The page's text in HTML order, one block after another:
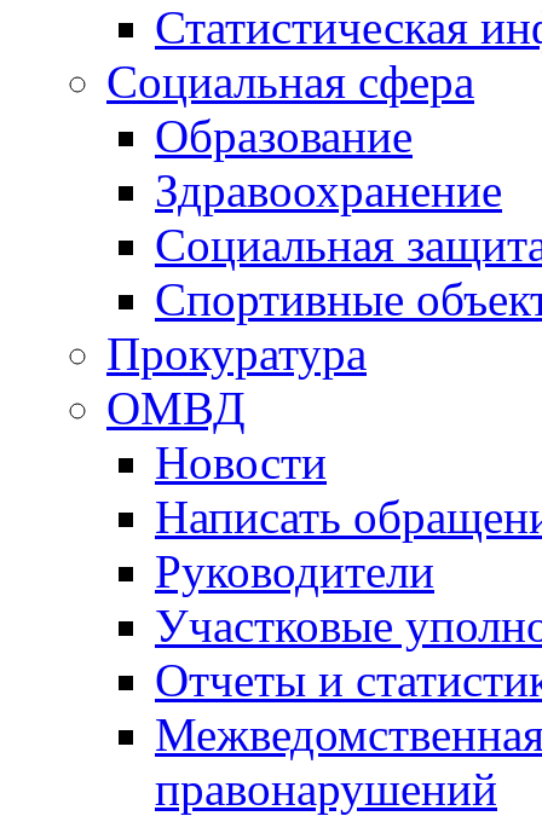
Статистическая
Социальная сфера
Образование
Здравоохранение
Социальная
Спортивные
Прокуратура
ОМВД
Новости
Написать
Руководители
Участковые
Отчеты и
правонарушений